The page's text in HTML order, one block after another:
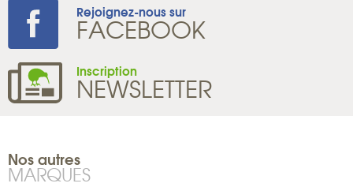
Rejoignez-nous sur
FACEBOOK
Inscription
NEWSLETTER
Nos autres
MARQUES